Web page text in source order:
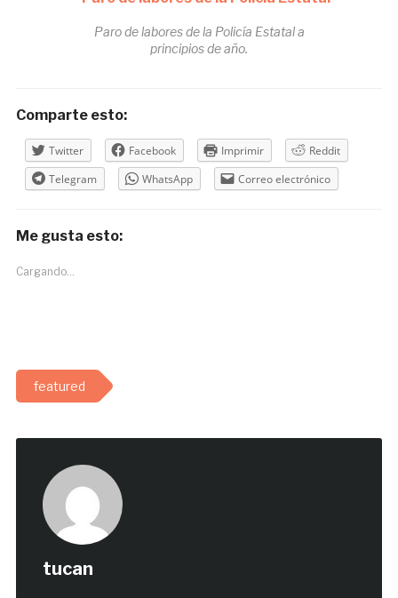
Paro de labores de la Policía Estatal a
principios de año.
Comparte esto:
Twitter Facebook Imprimir
Reddit
Telegram
WhatsApp Correo electrónico
Me gusta esto:
Cargando...
featured
tucan